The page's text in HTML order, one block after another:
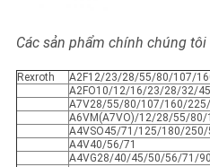
Các sản phẩm chính chúng
Rexroth
A2F12/23/28/55/80/107/
A2FO10/12/16/23/28/32/
A7V28/55/80/107/160/
A6VM(A7VO)/12/28/55/
A4VSO45/71/125/180/
A4V40/56/71
A4VG28/40/45/50/56/71/